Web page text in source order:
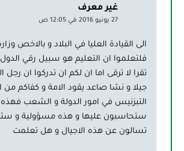
غير معرف
27 يونيو 2016 في 12:05 ص
الى القيادة العليا في البلاد و بالاخص
فلتعلموا ان التعليم هو سبيل رقي
تقرا لا ترقى اما ان لكم ان تدركوا ان رجل
جيلا و نشا صاعد يقود الامة و كفاكم من
التبزنيس في امور الدولة و الشعب فهذه
ستحاسبون عليها و هذه مسؤولية و
تسالون عن هذه الاجيال و هل تعلمت